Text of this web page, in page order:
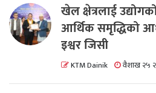
खेल क्षेत्रलाई
आर्थिक समृद्धिको
इश्वर जिसी
KTM Dainik वैशाख २५